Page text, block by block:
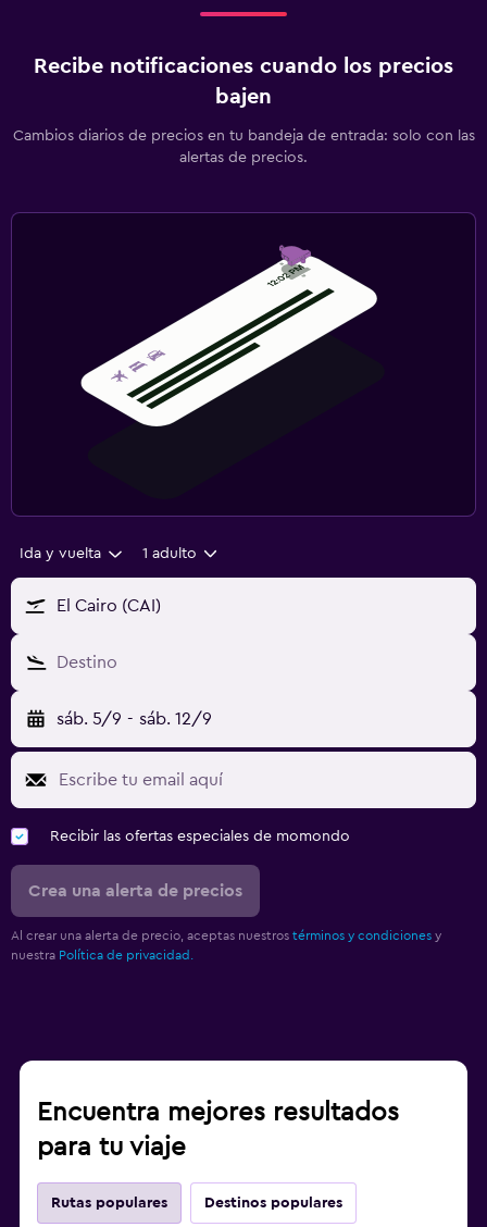
Recibe notificaciones cuando los precios
bajen
Cambios diarios de precios en tu bandeja de entrada: solo con las
alertas de precios.
Ida y vuelta 1 adulto
El Cairo (CAI)
Destino
sáb. 5/9 - sáb. 12/9
Recibir las ofertas especiales de momondo
Crea una alerta de precios
Al crear una alerta de precio, aceptas nuestros términos y condiciones y
nuestra Política de privacidad.
Encuentra mejores resultados
para tu viaje
Rutas populares Destinos populares